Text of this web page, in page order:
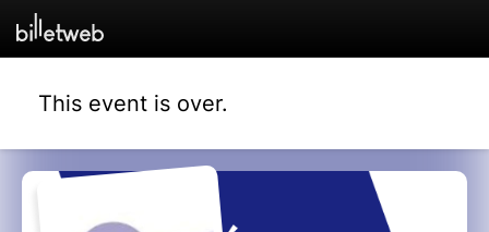
This event is over.